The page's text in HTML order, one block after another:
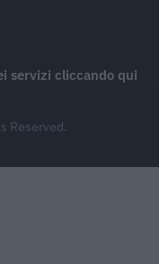
servizi cliccando qui
Reserved.